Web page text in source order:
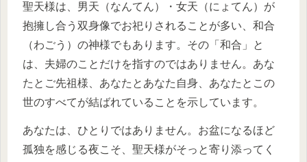
聖天様は、男天（なんてん）・女天（にょてん）が
抱擁し合う双身像でお祀りされることが多い、和合
（わごう）の神様でもあります。その「和合」と
は、夫婦のことだけを指すのではありません。あな
たとご先祖様、あなたとあなた自身、あなたとこの
世のすべてが結ばれていることを示しています。
あなたは、ひとりではありません。お盆になるほど
孤独を感じる夜こそ、聖天様がそっと寄り添ってく